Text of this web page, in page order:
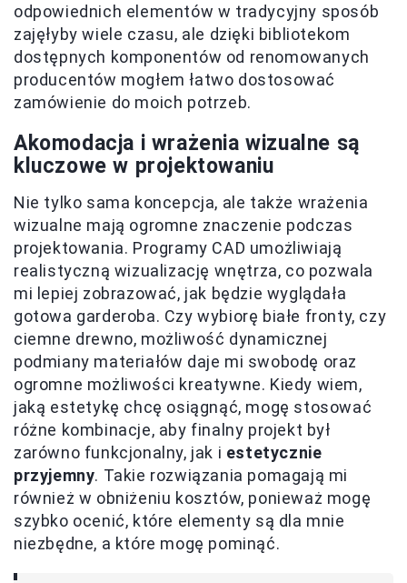
odpowiednich elementów w tradycyjny sposób
zajęłyby wiele czasu, ale dzięki bibliotekom
dostępnych komponentów od renomowanych
producentów mogłem łatwo dostosować
zamówienie do moich potrzeb.
Akomodacja i wrażenia wizualne są
kluczowe w projektowaniu
Nie tylko sama koncepcja, ale także wrażenia
wizualne mają ogromne znaczenie podczas
projektowania. Programy CAD umożliwiają
realistyczną wizualizację wnętrza, co pozwala
mi lepiej zobrazować, jak będzie wyglądała
gotowa garderoba. Czy wybiorę białe fronty, czy
ciemne drewno, możliwość dynamicznej
podmiany materiałów daje mi swobodę oraz
ogromne możliwości kreatywne. Kiedy wiem,
jaką estetykę chcę osiągnąć, mogę stosować
różne kombinacje, aby finalny projekt był
zarówno funkcjonalny, jak i estetycznie
przyjemny. Takie rozwiązania pomagają mi
również w obniżeniu kosztów, ponieważ mogę
szybko ocenić, które elementy są dla mnie
niezbędne, a które mogę pominąć.